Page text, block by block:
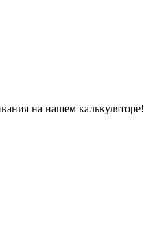
на нашем калькуляторе!